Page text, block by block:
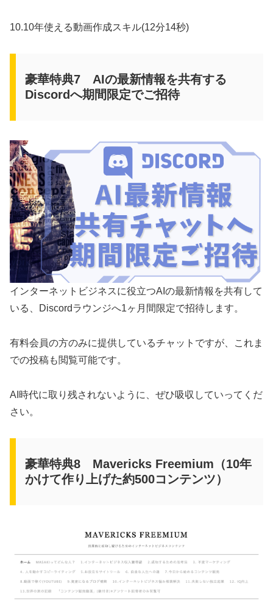
10.10年使える動画作成スキル(12分14秒)
豪華特典7 AIの最新情報を共有する
Discordへ期間限定でご招待
インターネットビジネスに役立つAIの最新情報を共有して
いる、Discordラウンジへ1ヶ月間限定で招待します。
有料会員の方のみに提供しているチャットですが、これま
での投稿も閲覧可能です。
AI時代に取り残されないように、ぜひ吸収していってくだ
さい。
豪華特典8 Mavericks Freemium（10年
かけて作り上げた約500コンテンツ）